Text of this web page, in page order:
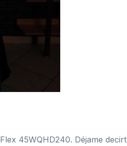
45WQHD240. Déjame